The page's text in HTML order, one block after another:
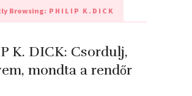
Browsing: PHILIP K.DICK
K. DICK: Csordulj,
mondta a rendőr